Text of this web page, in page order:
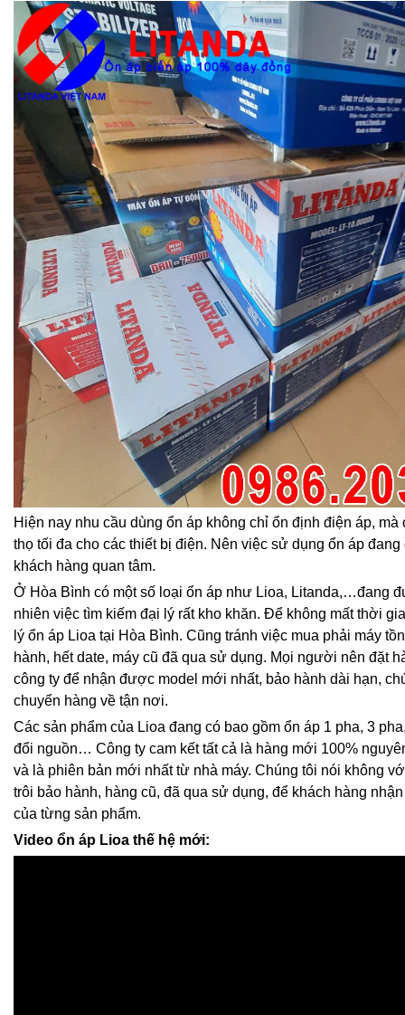
Hiện nay nhu cầu dùng ổn áp không chỉ ổn định điện áp, mà
thọ tối đa cho các thiết bị điện. Nên việc sử dụng ổn áp
khách hàng quan tâm.
Ở Hòa Bình có một số loại ổn áp như Lioa, Litanda,…đang
nhiên việc tìm kiếm đại lý rất kho khăn. Để không mất thời
lý ổn áp Lioa tại Hòa Bình. Cũng tránh việc mua phải máy
hành, hết date, máy cũ đã qua sử dụng. Mọi người nên đặt
công ty để nhận được model mới nhất, bảo hành dài hạn,
chuyển hàng về tận nơi.
Các sản phẩm của Lioa đang có bao gồm ổn áp 1 pha, 3
đổi nguồn… Công ty cam kết tất cả là hàng mới 100%
và là phiên bản mới nhất từ nhà máy. Chúng tôi nói không
trôi bảo hành, hàng cũ, đã qua sử dụng, để khách hàng
của từng sản phẩm.
Video ổn áp Lioa thế hệ mới: